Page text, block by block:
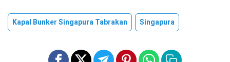
Kapal Bunker Singapura Tabrakan Singapura